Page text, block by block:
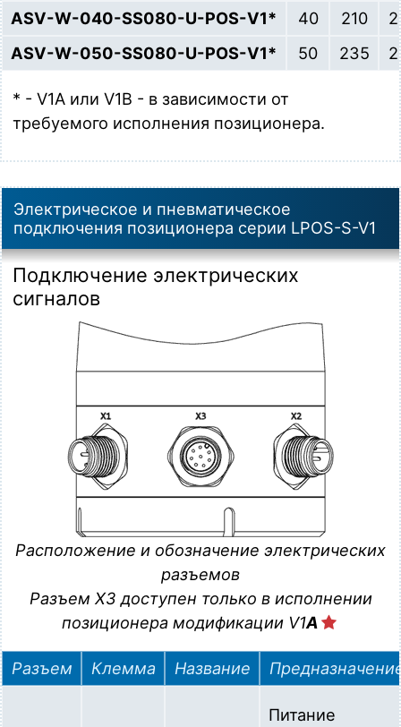
ASV-W-040-SS080-U-POS-V1*
40 210
ASV-W-050-SS080-U-POS-V1*
50 235
* - V1A или V1B - в зависимости от
требуемого исполнения позиционера.
Электрическое и пневматическое
подключения позиционера серии LPOS-S-V1
Подключение электрических
сигналов
Расположение и обозначение электрических
разъемов
Разъем X3 доступен только в исполнении
позиционера модификации V1A
Разъем Клемма Название
Питание